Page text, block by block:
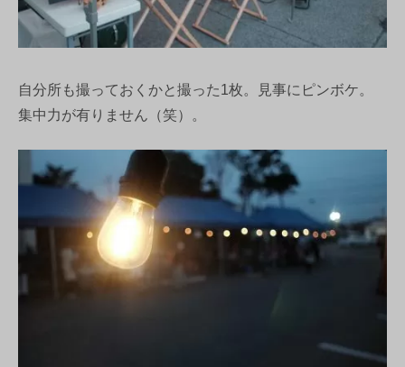
自分所も撮っておくかと撮った1枚。見事にピンボケ。
集中力が有りません（笑）。